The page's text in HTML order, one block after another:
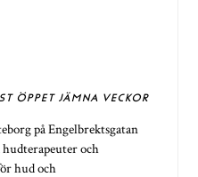
ÖPPET JÄMNA VECKOR
på Engelbrektsgatan
och
hud och